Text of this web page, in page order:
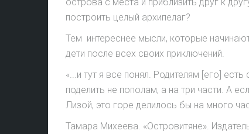
построить целый архипелаг?
Тем интереснее мысли, которые
дети после всех своих приключений.
«...и тут я все понял. Родителям [его]
поделить не пополам, а на три части. А
Лизой, это горе делилось бы на много
Тамара Михеева. «Островитяне».